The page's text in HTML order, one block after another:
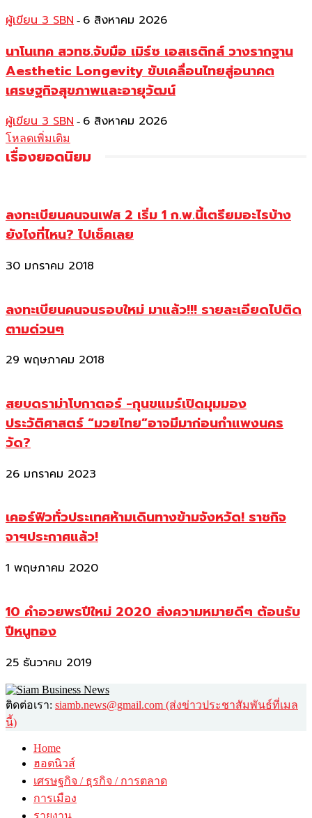
ผู้เขียน 3 SBN - 6 สิงหาคม 2026
นาโนเทค สวทช.จับมือ เมิร์ซ เอสเธติกส์ วางรากฐาน
Aesthetic Longevity ขับเคลื่อนไทยสู่อนาคต
เศรษฐกิจสุขภาพและอายุวัฒน์
ผู้เขียน 3 SBN - 6 สิงหาคม 2026
โหลดเพิ่มเติม
เรื่องยอดนิยม
ลงทะเบียนคนจนเฟส 2 เริ่ม 1 ก.พ.นี้เตรียมอะไรบ้าง
ยังไงที่ไหน? ไปเช็คเลย
30 มกราคม 2018
ลงทะเบียนคนจนรอบใหม่ มาแล้ว!!! รายละเอียดไปติด
ตามด่วนๆ
29 พฤษภาคม 2018
สยบดราม่าโบกาตอร์ -กุนขแมร์เปิดมุมมอง
ประวัติศาสตร์ “มวยไทย”อาจมีมาก่อนกำแพงนคร
วัด?
26 มกราคม 2023
เคอร์ฟิวทั่วประเทศห้ามเดินทางข้ามจังหวัด! ราชกิจ
จาฯประกาศแล้ว!
1 พฤษภาคม 2020
10 คำอวยพรปีใหม่ 2020 ส่งความหมายดีๆ ต้อนรับ
ปีหนูทอง
25 ธันวาคม 2019
ติดต่อเรา: siamb.news@gmail.com (ส่งข่าวประชาสัมพันธ์ที่เมล
นี้)
Home
ฮอตนิวส์
เศรษฐกิจ / ธุรกิจ / การตลาด
การเมือง
รายงาน